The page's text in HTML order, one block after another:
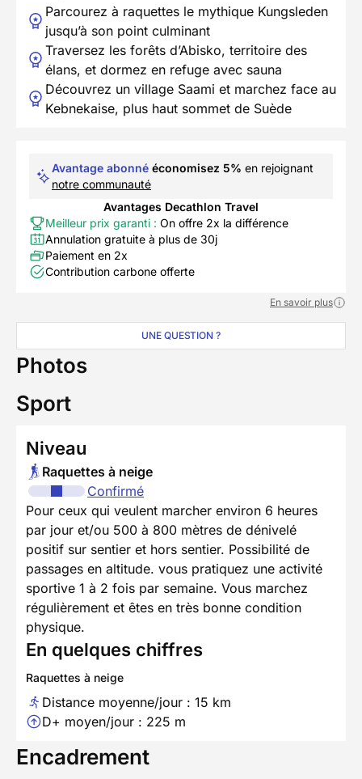
Parcourez à raquettes le mythique Kungsleden
jusqu’à son point culminant
Traversez les forêts d’Abisko, territoire des
élans, et dormez en refuge avec sauna
Découvrez un village Saami et marchez face au
Kebnekaise, plus haut sommet de Suède
Avantage abonné économisez 5% en rejoignant
notre communauté
Avantages Decathlon Travel
Meilleur prix garanti : On offre 2x la différence
Annulation gratuite à plus de 30j
Paiement en 2x
Contribution carbone offerte
En savoir plus
UNE QUESTION ?
Photos
Sport
Niveau
Raquettes à neige
Confirmé
Pour ceux qui veulent marcher environ 6 heures
par jour et/ou 500 à 800 mètres de dénivelé
positif sur sentier et hors sentier. Possibilité de
passages en altitude. vous pratiquez une activité
sportive 1 à 2 fois par semaine. Vous marchez
régulièrement et êtes en très bonne condition
physique.
En quelques chiffres
Raquettes à neige
Distance moyenne/jour : 15 km
D+ moyen/jour : 225 m
Encadrement